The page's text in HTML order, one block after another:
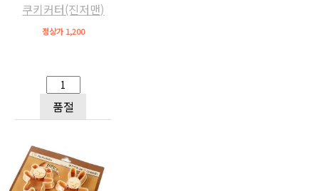
쿠키커터(진저맨)
정상가 1,200
품절